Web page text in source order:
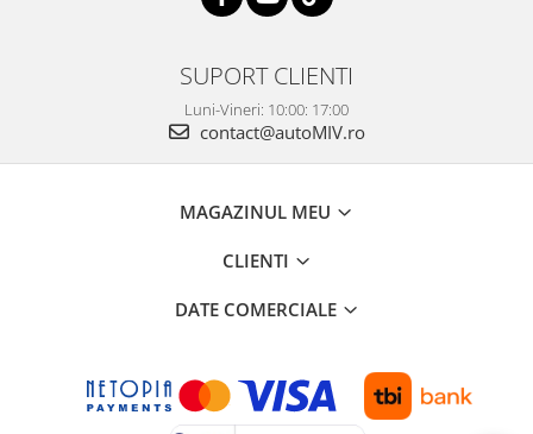
SUPORT CLIENTI
Luni-Vineri: 10:00: 17:00
contact@autoMIV.ro
MAGAZINUL MEU
CLIENTI
DATE COMERCIALE